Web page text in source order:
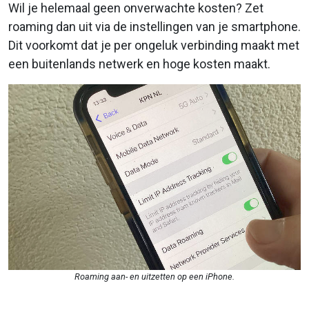
Wil je helemaal geen onverwachte kosten? Zet
roaming dan uit via de instellingen van je smartphone.
Dit voorkomt dat je per ongeluk verbinding maakt met
een buitenlands netwerk en hoge kosten maakt.
Roaming aan- en uitzetten op een iPhone.